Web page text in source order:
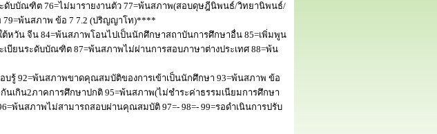
ดับบัณฑิต 76=ไม่มารายงานตัว 77=พ้นสภาพ(สอบดุษฎีนิพนธ์/วิทยานิพนธ์/
พ้นสภาพ ข้อ 7 7.2 (ปริญญาโท)****
ต้หวัน จีน 84=พ้นสภาพโอนไปเป็นนักศึกษาสถาบันการศึกษาอื่น 85=เพิ่มพูน
บียนระดับบัณฑิต 87=พ้นสภาพไม่ผ่านการสอบภาษาต่างประเทศ 88=พ้น
บรู้ 92=พ้นสภาพขาดคุณสมบัติของการเข้าเป็นนักศึกษา 93=พ้นสภาพ ข้อ
นเกิน2ภาคการศึกษาปกติ 95=พ้นสภาพ(ไม่ชำระค่าธรรมเนียมการศึกษา
พ้นสภาพไม่สามารถสอบผ่านคุณสมบัติ 97=- 98=- 99=รอดำเนินการปรับ